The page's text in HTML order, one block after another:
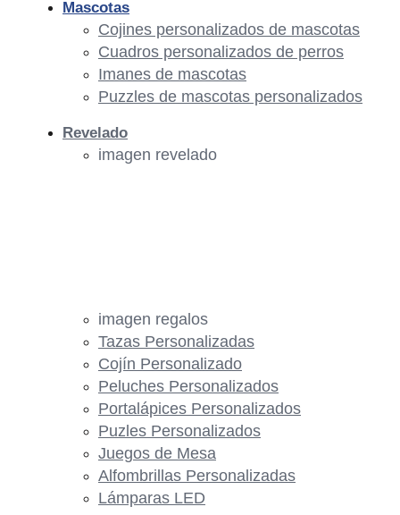
imagen regalos
Tazas Personalizadas
Cojín Personalizado
Peluches Personalizados
Portalápices Personalizados
Puzles Personalizados
Juegos de Mesa
Alfombrillas Personalizadas
Lámparas LED
Mascotas
Cojines personalizados de mascotas
Cuadros personalizados de perros
Imanes de mascotas
Puzzles de mascotas personalizados
Revelado
imagen revelado